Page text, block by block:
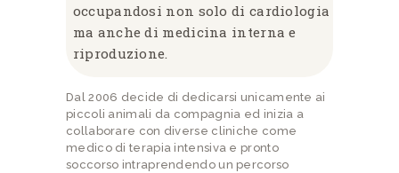
occupandosi non solo di cardiologia
ma anche di medicina interna e
riproduzione.
Dal 2006 decide di dedicarsi unicamente ai
piccoli animali da compagnia ed inizia a
collaborare con diverse cliniche come
medico di terapia intensiva e pronto
soccorso intraprendendo un percorso